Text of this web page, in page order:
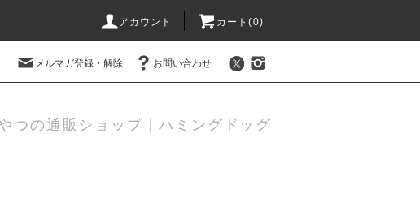
アカウント カート(0)
メルマガ登録・解除 お問い合わせ
つの通販ショップ｜ハミングドッグ